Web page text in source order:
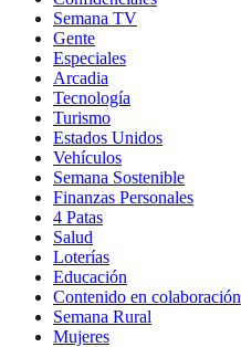
Semana TV
Gente
Especiales
Arcadia
Tecnología
Turismo
Estados Unidos
Vehículos
Semana Sostenible
Finanzas Personales
4 Patas
Salud
Loterías
Educación
Contenido en colaboración
Semana Rural
Mujeres